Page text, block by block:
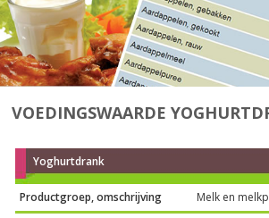
VOEDINGSWAARDE
Yoghurtdrank
Productgroep, omschrijving
Melk en